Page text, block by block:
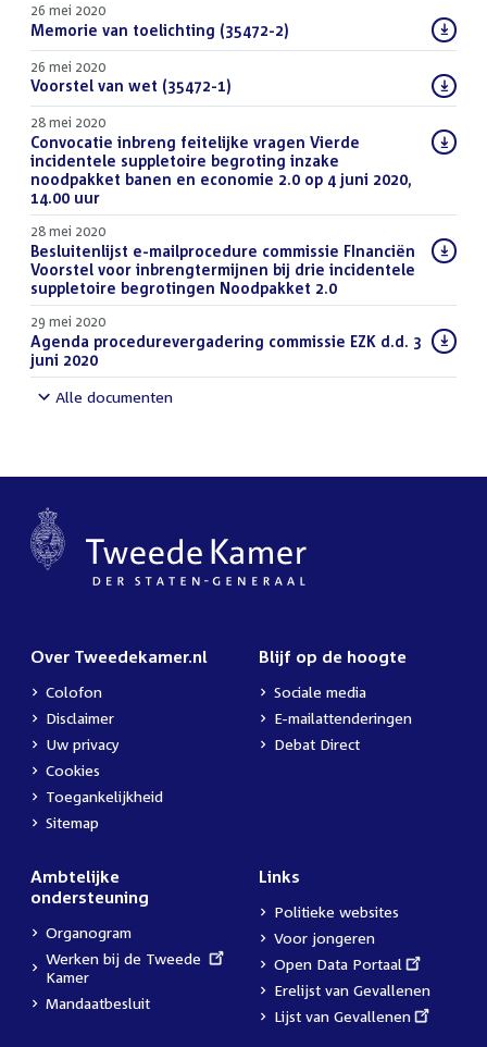
26 mei 2020
Download
bestand:
Memorie van toelichting (35472-2)
26 mei 2020
Download
bestand:
Voorstel van wet (35472-1)
28 mei 2020
Download
bestand:
Convocatie inbreng feitelijke vragen Vierde
incidentele suppletoire begroting inzake
noodpakket banen en economie 2.0 op 4 juni 2020,
14.00 uur
28 mei 2020
Download
bestand:
Besluitenlijst e-mailprocedure commissie FInanciën
Voorstel voor inbrengtermijnen bij drie incidentele
suppletoire begrotingen Noodpakket 2.0
29 mei 2020
Download
bestand:
Agenda procedurevergadering commissie EZK d.d. 3
juni 2020
Alle documenten
Over Tweedekamer.nl
Colofon
Disclaimer
Uw privacy
Cookies
Toegankelijkheid
Sitemap
Blijf op de hoogte
Sociale media
E-mailattenderingen
Debat Direct
Ambtelijke
ondersteuning
Organogram
External
link:
Werken bij de Tweede
Kamer
Mandaatbesluit
Links
Politieke websites
Voor jongeren
External
link:
Open Data Portaal
Erelijst van Gevallenen
External
Lijst van Gevallenen